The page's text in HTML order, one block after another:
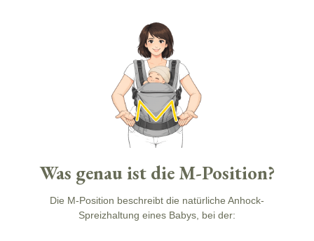
Was genau ist die M-Position?
Die M-Position beschreibt die natürliche Anhock-
Spreizhaltung eines Babys, bei der: